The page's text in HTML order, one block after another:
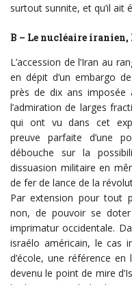
surtout sunnite, et qu’il ait
B – Le nucléaire iranien,
L’accession de l’Iran au
en dépit d’un embargo
près de dix ans imposée
l’admiration de larges
qui ont vu dans cet
preuve parfaite d’une
débouche sur la
dissuasion militaire en
de fer de lance de la
Par extension pour tout
non, de pouvoir se
imprimatur occidentale.
israélo américain, le cas
d’école, une référence
devenu le point de mire